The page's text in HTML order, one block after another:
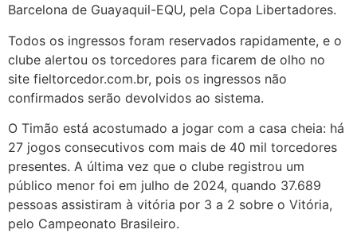
Barcelona de Guayaquil-EQU, pela Copa Libertadores.
Todos os ingressos foram reservados rapidamente, e o
clube alertou os torcedores para ficarem de olho no
site fieltorcedor.com.br, pois os ingressos não
confirmados serão devolvidos ao sistema.
O Timão está acostumado a jogar com a casa cheia: há
27 jogos consecutivos com mais de 40 mil torcedores
presentes. A última vez que o clube registrou um
público menor foi em julho de 2024, quando 37.689
pessoas assistiram à vitória por 3 a 2 sobre o Vitória,
pelo Campeonato Brasileiro.